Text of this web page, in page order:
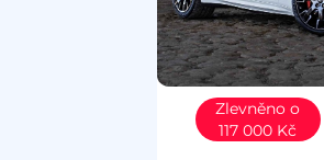
Zlevněno o
117 000 Kč